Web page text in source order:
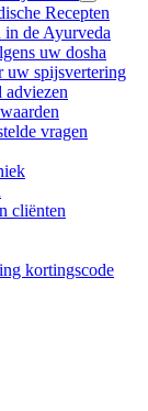
Recepten
in de Ayurveda
uw dosha
uw spijsvertering
adviezen
vragen
cliënten
kortingscode